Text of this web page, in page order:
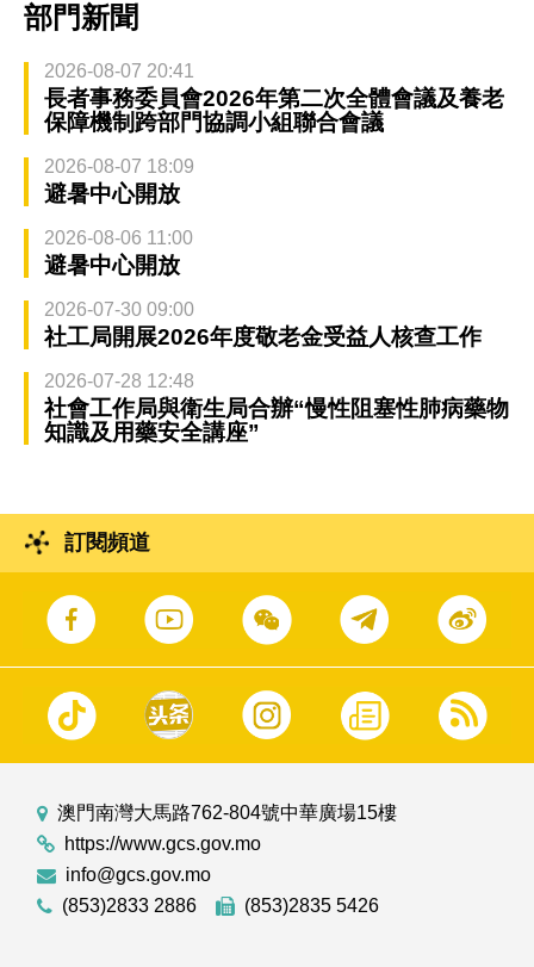
部門新聞
2026-08-07 20:41
長者事務委員會2026年第二次全體會議及養老
保障機制跨部門協調小組聯合會議
2026-08-07 18:09
避暑中心開放
2026-08-06 11:00
避暑中心開放
2026-07-30 09:00
社工局開展2026年度敬老金受益人核查工作
2026-07-28 12:48
社會工作局與衛生局合辦“慢性阻塞性肺病藥物
知識及用藥安全講座”
訂閱頻道
澳門南灣大馬路762-804號中華廣場15樓
https://www.gcs.gov.mo
info@gcs.gov.mo
(853)2833 2886
(853)2835 5426